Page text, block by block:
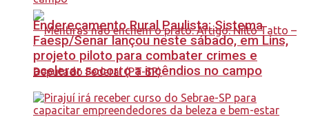
Endereçamento Rural Paulista: Sistema
Faesp/Senar lançou neste sábado, em Lins,
projeto piloto para combater crimes e
acelerar socorro a incêndios no campo